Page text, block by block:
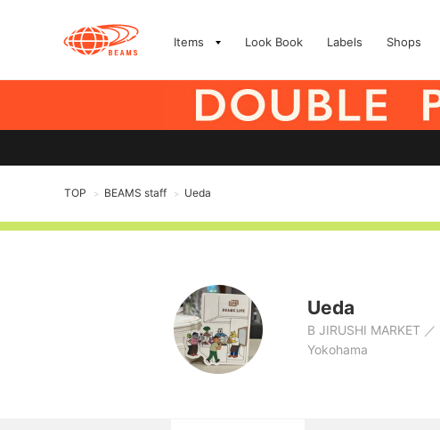
Items Look Book Labels Shops
TOP > BEAMS staff > Ueda
Ueda
B JIRUSHI MARKET
Yokohama